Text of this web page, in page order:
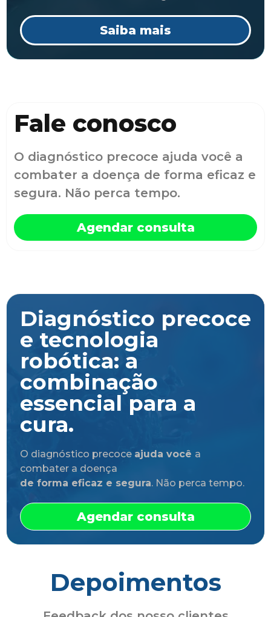
Saiba mais
Fale conosco
O diagnóstico precoce ajuda você a
combater a doença de forma eficaz e
segura. Não perca tempo.
Agendar consulta
Diagnóstico precoce
e tecnologia
robótica: a
combinação
essencial para a
cura.
O diagnóstico precoce ajuda você a
combater a doença
de forma eficaz e segura. Não perca tempo.
Agendar consulta
Depoimentos